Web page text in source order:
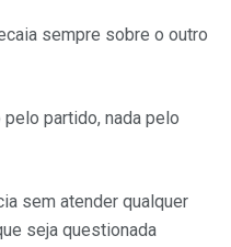
sempre sobre o outro
partido, nada pelo
sem atender qualquer
seja questionada